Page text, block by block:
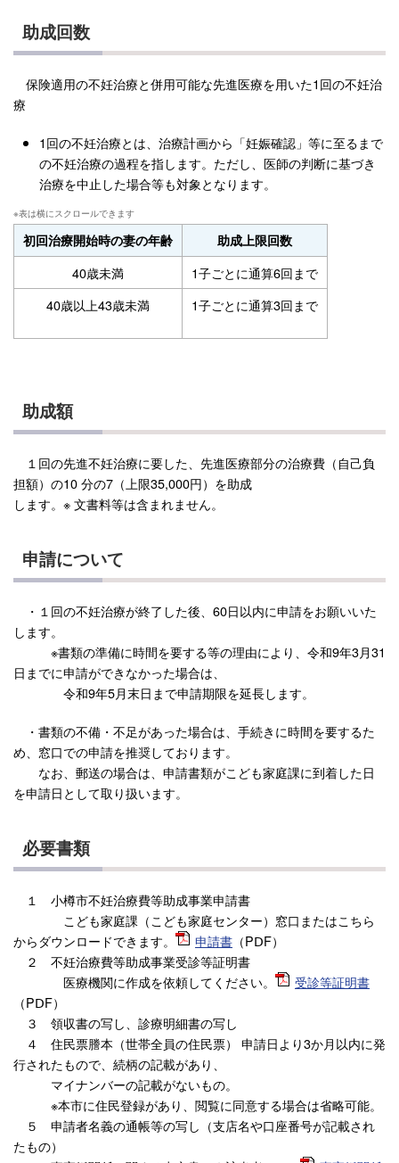
助成回数
保険適用の不妊治療と併用可能な先進医療を用いた1回の不妊治
療
1回の不妊治療とは、治療計画から「妊娠確認」等に至るまで
の不妊治療の過程を指します。ただし、医師の判断に基づき
治療を中止した場合等も対象となります。
初回治療開始時の妻の年齢 助成上限回数
40歳未満
1子ごとに通算6回まで
40歳以上43歳未満
1子ごとに通算3回まで
助成額
１回の先進不妊治療に要した、先進医療部分の治療費（自己負
担額）の10 分の7（上限35,000円）を助成
します。※ 文書料等は含まれません。
申請について
・１回の不妊治療が終了した後、60日以内に申請をお願いいた
します。
※書類の準備に時間を要する等の理由により、令和9年3月31
日までに申請ができなかった場合は、
令和9年5月末日まで申請期限を延長します。
・書類の不備・不足があった場合は、手続きに時間を要するた
め、窓口での申請を推奨しております。
なお、郵送の場合は、申請書類がこども家庭課に到着した日
を申請日として取り扱います。
必要書類
１ 小樽市不妊治療費等助成事業申請書
こども家庭課（こども家庭センター）窓口またはこちら
からダウンロードできます。
申請書 （PⅮF）
２ 不妊治療費等助成事業受診等証明書
医療機関に作成を依頼してください。
受診等証明書
（PⅮF）
３ 領収書の写し、診療明細書の写し
４ 住民票謄本（世帯全員の住民票） 申請日より3か月以内に発
行されたもので、続柄の記載があり、
マイナンバーの記載がないもの。
※本市に住民登録があり、閲覧に同意する場合は省略可能。
５ 申請者名義の通帳等の写し（支店名や口座番号が記載され
たもの）